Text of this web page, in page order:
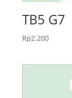
TB5 G7
Rp2.200